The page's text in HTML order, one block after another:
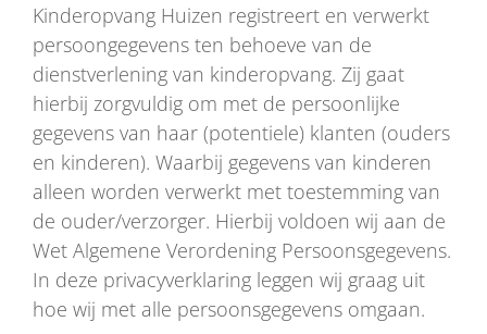
Kinderopvang Huizen registreert en verwerkt
persoongegevens ten behoeve van de
dienstverlening van kinderopvang. Zij gaat
hierbij zorgvuldig om met de persoonlijke
gegevens van haar (potentiele) klanten (ouders
en kinderen). Waarbij gegevens van kinderen
alleen worden verwerkt met toestemming van
de ouder/verzorger. Hierbij voldoen wij aan de
Wet Algemene Verordening Persoonsgegevens.
In deze privacyverklaring leggen wij graag uit
hoe wij met alle persoonsgegevens omgaan.